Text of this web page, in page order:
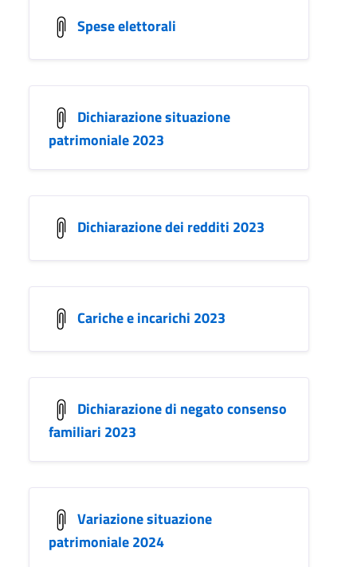
Spese elettorali
Dichiarazione situazione
patrimoniale 2023
Dichiarazione dei redditi 2023
Cariche e incarichi 2023
Dichiarazione di negato consenso
familiari 2023
Variazione situazione
patrimoniale 2024